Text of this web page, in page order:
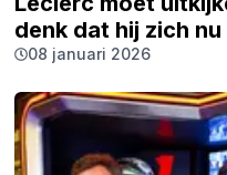
denk dat hij zich
08 januari 2026